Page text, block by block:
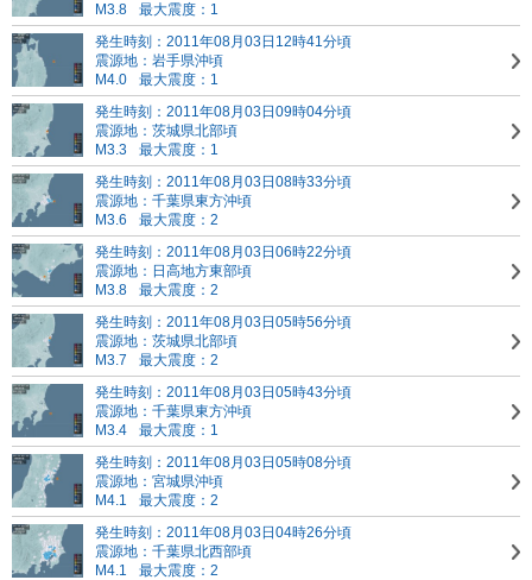
M3.8
最大震度：1
発生時刻：2011年08月03日12時41分頃
震源地：岩手県沖頃
M4.0
最大震度：1
発生時刻：2011年08月03日09時04分頃
震源地：茨城県北部頃
M3.3
最大震度：1
発生時刻：2011年08月03日08時33分頃
震源地：千葉県東方沖頃
M3.6
最大震度：2
発生時刻：2011年08月03日06時22分頃
震源地：日高地方東部頃
M3.8
最大震度：2
発生時刻：2011年08月03日05時56分頃
震源地：茨城県北部頃
M3.7
最大震度：2
発生時刻：2011年08月03日05時43分頃
震源地：千葉県東方沖頃
M3.4
最大震度：1
発生時刻：2011年08月03日05時08分頃
震源地：宮城県沖頃
M4.1
最大震度：2
発生時刻：2011年08月03日04時26分頃
震源地：千葉県北西部頃
M4.1
最大震度：2